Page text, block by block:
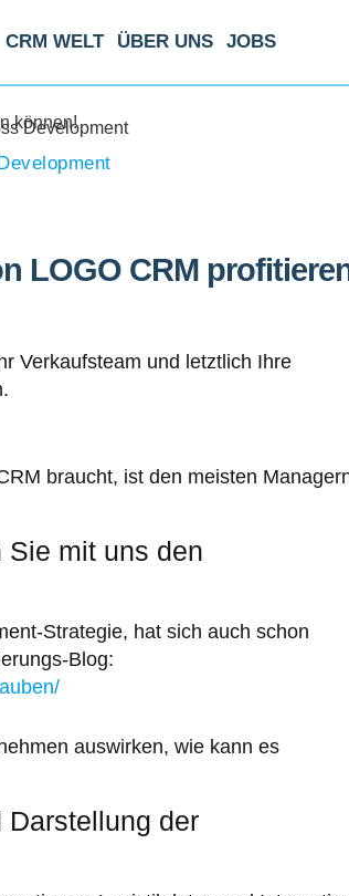
CRM WELT ÜBER UNS JOBS
können!
LOGO CRM
Verkaufsteam und letztlich Ihre
braucht, ist den meisten
Sie mit uns den
Strategie, hat sich auch schon
Blog:
auswirken, wie kann es
Darstellung der